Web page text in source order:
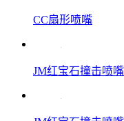
CC扇形喷嘴
JM红宝石撞击喷嘴